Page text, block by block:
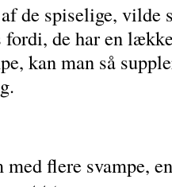
de spiselige, vilde
fordi, de har en
kan man så
flere svampe,